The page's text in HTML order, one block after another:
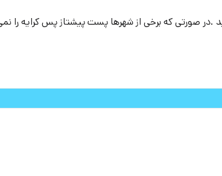
.در صورتی که برخی از شهرها پست پیشتاز پس کرایه را